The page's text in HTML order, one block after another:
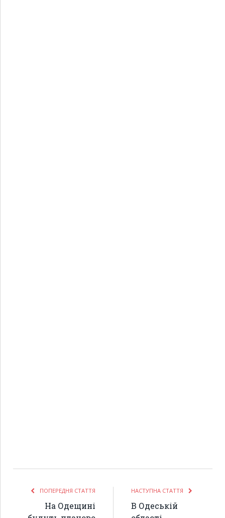
ПОПЕРЕДНЯ СТАТТЯ
На Одещині
НАСТУПНА СТАТТЯ
В Одеській